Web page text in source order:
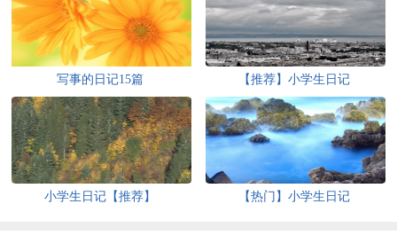
写事的日记15篇 【推荐】小学生日记
小学生日记【推荐】 【热门】小学生日记